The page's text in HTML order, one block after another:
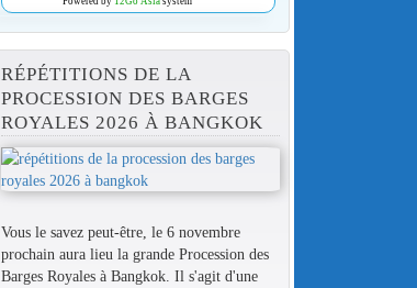
RÉPÉTITIONS DE LA
PROCESSION DES BARGES
ROYALES 2026 À BANGKOK
Vous le savez peut-être, le 6 novembre
prochain aura lieu la grande Procession des
Barges Royales à Bangkok. Il s'agit d'une